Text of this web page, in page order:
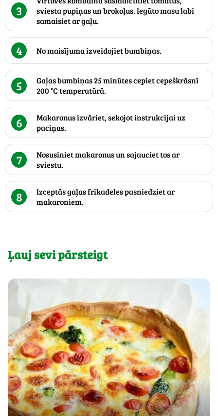
3
sviesta pupiņas un brokoļus. Iegūto masu labi
samaisiet ar gaļu.
4 No maisījuma izveidojiet bumbiņas.
5
Gaļas bumbiņas 25 minūtes cepiet cepeškrāsnī
200 °C temperatūrā.
6
Makaronus izvāriet, sekojot instrukcijai uz
paciņas.
7
Nosusiniet makaronus un sajauciet tos ar
sviestu.
8
Izceptās gaļas frikadeles pasniedziet ar
makaroniem.
Ļauj sevi pārsteigt